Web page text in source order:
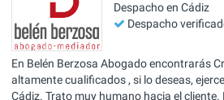
Despacho en Cádiz
Despacho
En Belén Berzosa Abogado encontrarás
altamente cualificados , si lo deseas,
Cádiz. Trato muy humano hacia el cliente.